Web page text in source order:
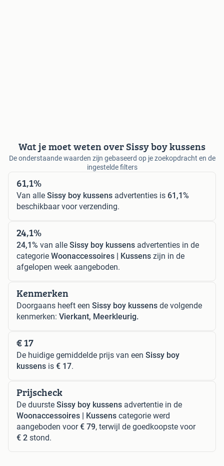
Wat je moet weten over Sissy boy kussens
De onderstaande waarden zijn gebaseerd op je zoekopdracht en de
ingestelde filters
61,1%
Van alle Sissy boy kussens advertenties is 61,1%
beschikbaar voor verzending.
24,1%
24,1% van alle Sissy boy kussens advertenties in de
categorie Woonaccessoires | Kussens zijn in de
afgelopen week aangeboden.
Kenmerken
Doorgaans heeft een Sissy boy kussens de volgende
kenmerken: Vierkant, Meerkleurig.
€ 17
De huidige gemiddelde prijs van een Sissy boy
kussens is € 17.
Prijscheck
De duurste Sissy boy kussens advertentie in de
Woonaccessoires | Kussens categorie werd
aangeboden voor€ 79, terwijl de goedkoopste voor
€ 2 stond.